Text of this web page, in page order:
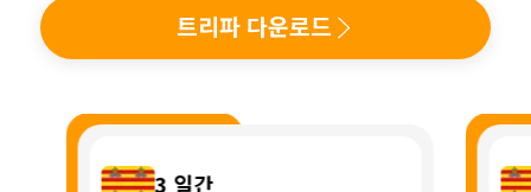
트리파 다운로드
3 일간